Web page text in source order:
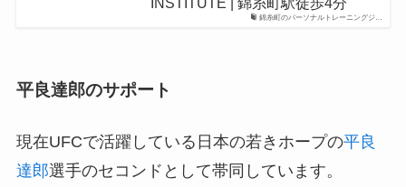
錦糸町のパーソナルトレーニングジ…
平良達郎のサポート
現在UFCで活躍している日本の若きホープの平良
達郎選手のセコンドとして帯同しています。